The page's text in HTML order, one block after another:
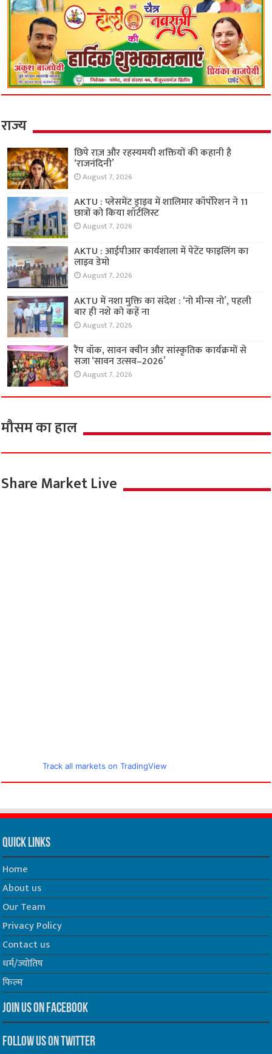
राज्य
छिपे राज़ और रहस्यमयी शक्तियों की कहानी है
‘राजनंदिनी’
August 7, 2026
AKTU : प्लेसमेंट ड्राइव में शालिमार कॉर्पोरेशन ने 11
छात्रों को किया शॉर्टलिस्ट
August 7, 2026
AKTU : आईपीआर कार्यशाला में पेटेंट फाइलिंग का
लाइव डेमो
August 7, 2026
AKTU में नशा मुक्ति का संदेश : ‘नो मीन्स नो’, पहली
बार ही नशे को कहें ना
August 7, 2026
रैंप वॉक, सावन क्वीन और सांस्कृतिक कार्यक्रमों से
सजा ‘सावन उत्सव–2026’
August 7, 2026
मौसम का हाल
Share Market Live
Track all markets on TradingView
Quick Links
Home
About us
Our Team
Privacy Policy
Contact us
धर्म/ज्योतिष
फिल्म
Join us on Facebook
Follow us on Twitter